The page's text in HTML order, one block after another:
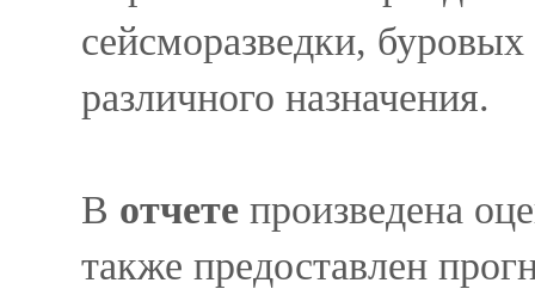
сейсморазведки,
различного назначения.
В отчете произведена
также предоставлен